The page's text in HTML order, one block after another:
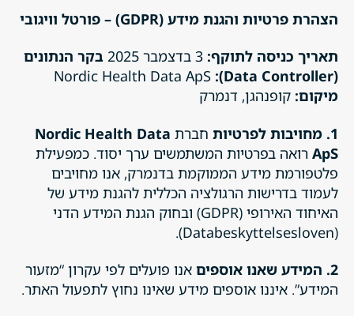
הצהרת פרטיות והגנת מידע (GDPR) – פורטל וויגובי
תאריך כניסה לתוקף:
בקר הנתונים
(Data Controller):
מיקום: קופנהגן, דנמרק
1. מחויבות לפרטיות
חברת Nordic Health Data
ApS רואה בפרטיות המשתמשים ערך יסוד. כמפעילת
פלטפורמת מידע הממוקמת בדנמרק, אנו מחויבים
לעמוד בדרישות הרגולציה הכללית להגנת מידע של
האיחוד האירופי (GDPR) ובחוק הגנת המידע הדני
(Databeskyttelsesloven).
2. המידע שאנו אוספים
אנו פועלים לפי עקרון “מזעור
המידע”. איננו אוספים מידע שאינו נחוץ לתפעול האתר.